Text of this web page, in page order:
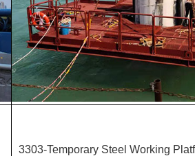
3303-Temporary Steel Working